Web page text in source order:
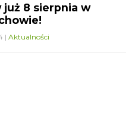
już 8 sierpnia w
| Aktualności